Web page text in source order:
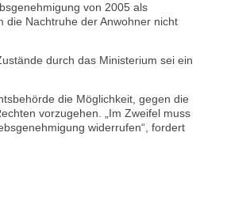
von 2005 als
die Nachtruhe der Anwohner nicht
durch das Ministerium sei ein
die Möglichkeit, gegen die
vorzugehen. „Im Zweifel muss
widerrufen“, fordert